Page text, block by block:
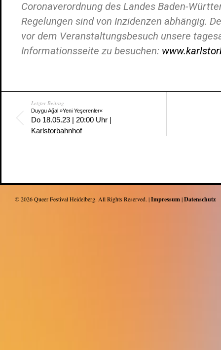
Coronaverordnung des Landes Baden-
Regelungen sind von Inzidenzen abhängig.
vor dem Veranstaltungsbesuch unsere
Informationsseite zu besuchen:
Letzter Beitrag
Duygu Ağal »Yeni Yeşerenler«
Do 18.05.23 | 20:00 Uhr |
Karlstorbahnhof
© 2026Queer Festival Heidelberg. All Rights Reserved. |Impressum|Datenschutz